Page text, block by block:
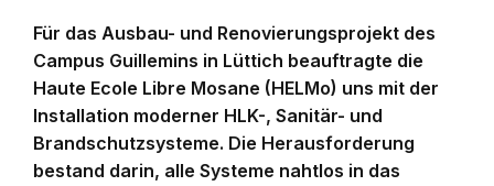
Für das Ausbau- und Renovierungsprojekt des
Campus Guillemins in Lüttich beauftragte die
Haute Ecole Libre Mosane (HELMo) uns mit der
Installation moderner HLK-, Sanitär- und
Brandschutzsysteme. Die Herausforderung
bestand darin, alle Systeme nahtlos in das